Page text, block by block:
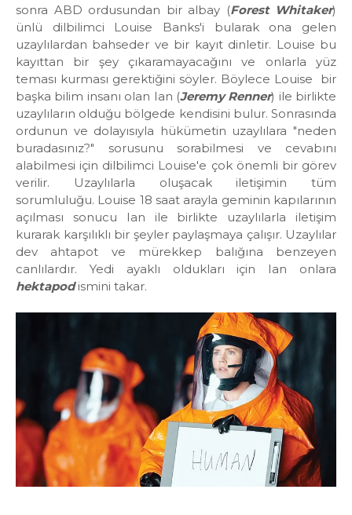
sonra ABD ordusundan bir albay (Forest Whitaker)
ünlü dilbilimci Louise Banks'i bularak ona gelen
uzaylılardan bahseder ve bir kayıt dinletir. Louise bu
kayıttan bir şey çıkaramayacağını ve onlarla yüz
teması kurması gerektiğini söyler. Böylece Louise bir
başka bilim insanı olan Ian (Jeremy Renner) ile birlikte
uzaylıların olduğu bölgede kendisini bulur. Sonrasında
ordunun ve dolayısıyla hükümetin uzaylılara "neden
buradasınız?" sorusunu sorabilmesi ve cevabını
alabilmesi için dilbilimci Louise'e çok önemli bir görev
verilir. Uzaylılarla oluşacak iletişimin tüm
sorumluluğu. Louise 18 saat arayla geminin kapılarının
açılması sonucu Ian ile birlikte uzaylılarla iletişim
kurarak karşılıklı bir şeyler paylaşmaya çalışır. Uzaylılar
dev ahtapot ve mürekkep balığına benzeyen
canlılardır. Yedi ayaklı oldukları için Ian onlara
hektapodismini takar.